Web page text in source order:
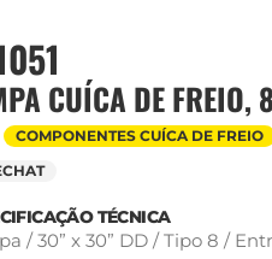
CUÍCA DE FREIO,
COMPONENTES CUÍCA DE FREIO
TÉCNICA
/ 30” x 30” DD / Tipo 8 /